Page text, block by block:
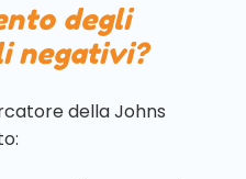
degli
negativi?
della Johns